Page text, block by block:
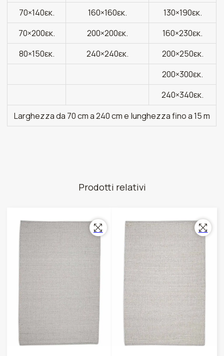
70×140εκ. 160×160εκ.
130×190εκ.
70×200εκ.
200×200εκ.
160×230εκ.
80×150εκ.
240×240εκ.
200×250εκ.
200×300εκ.
240×340εκ.
Larghezza da 70 cm a 240 cm e lunghezza fino a 15 m
Prodotti relativi